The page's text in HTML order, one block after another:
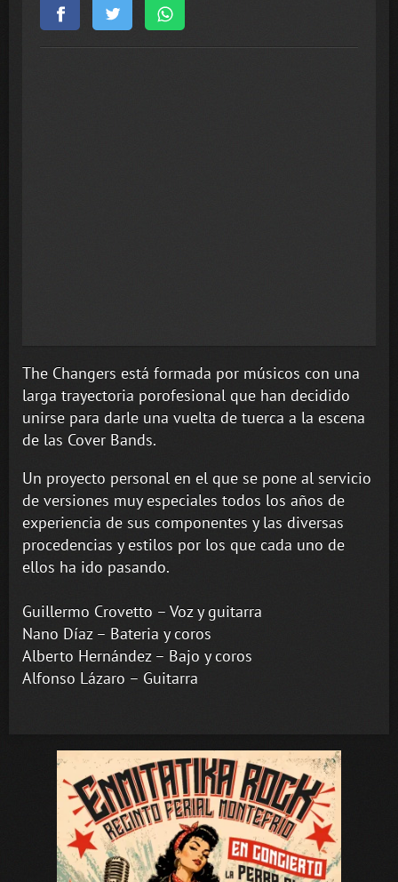
The Changers está formada por músicos con una
larga trayectoria porofesional que han decidido
unirse para darle una vuelta de tuerca a la escena
de las Cover Bands.
Un proyecto personal en el que se pone al servicio
de versiones muy especiales todos los años de
experiencia de sus componentes y las diversas
procedencias y estilos por los que cada uno de
ellos ha ido pasando.
Guillermo Crovetto – Voz y guitarra
Nano Díaz – Bateria y coros
Alberto Hernández – Bajo y coros
Alfonso Lázaro – Guitarra